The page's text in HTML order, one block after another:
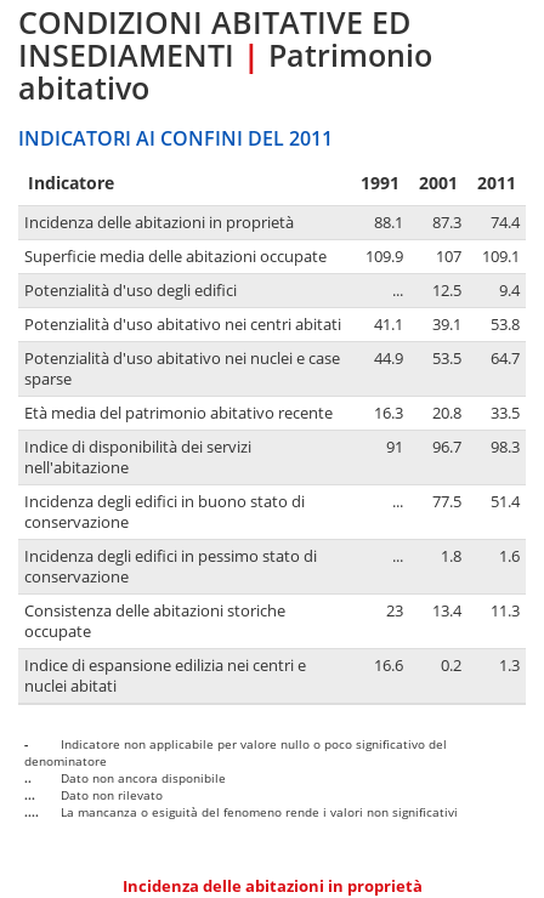
CONDIZIONI ABITATIVE ED
INSEDIAMENTI | Patrimonio
abitativo
INDICATORI AI CONFINI DEL 2011
Indicatore 1991 2001 2011
Incidenza delle abitazioni in proprietà 88.1 87.3
74.4
Superficie media delle abitazioni occupate
109.9 107
109.1
Potenzialità d'uso degli edifici
... 12.5
9.4
Potenzialità d'uso abitativo nei centri abitati
41.1 39.1
53.8
Potenzialità d'uso abitativo nei nuclei e case
sparse
44.9 53.5 64.7
Età media del patrimonio abitativo recente 16.3 20.8
33.5
Indice di disponibilità dei servizi
nell'abitazione
91 96.7 98.3
Incidenza degli edifici in buono stato di
conservazione
... 77.5 51.4
Incidenza degli edifici in pessimo stato di
conservazione
... 1.8 1.6
Consistenza delle abitazioni storiche
occupate
23 13.4 11.3
Indice di espansione edilizia nei centri e
nuclei abitati
16.6 0.2 1.3
-
Indicatore non applicabile per valore nullo o poco significativo del
denominatore
..
Dato non ancora disponibile
...
Dato non rilevato
....
La mancanza o esiguità del fenomeno rende i valori non significativi
Incidenza delle abitazioni in proprietà